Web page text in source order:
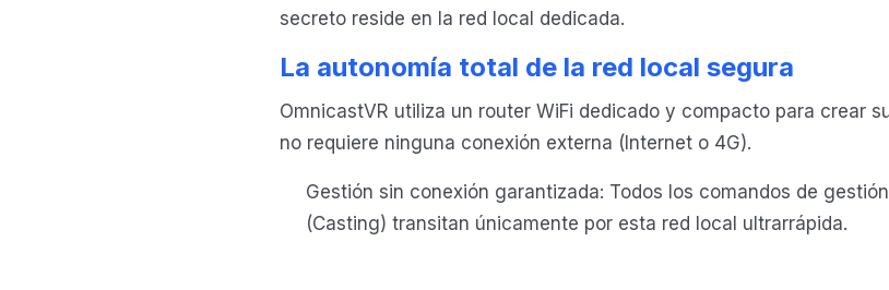
secreto reside en la red local dedicada.
La autonomía total de la red local segura
OmnicastVR utiliza un router WiFi dedicado y compacto para crear
no requiere ninguna conexión externa (Internet o 4G).
Gestión sin conexión garantizada: Todos los comandos de
(Casting) transitan únicamente por esta red local ultrarrápida.